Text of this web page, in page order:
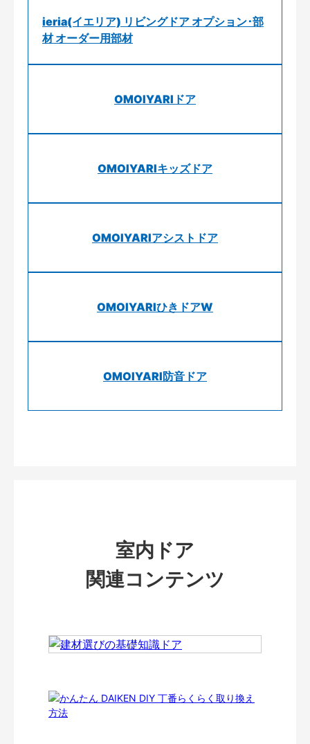
ieria(イエリア) リビングドア オプション･部
材 オーダー用部材
OMOIYARIドア
OMOIYARIキッズドア
OMOIYARIアシストドア
OMOIYARIひきドアW
OMOIYARI防音ドア
室内ドア
関連コンテンツ